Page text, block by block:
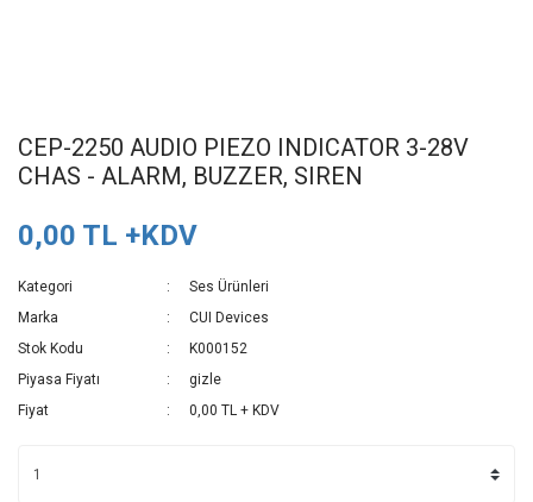
CEP-2250 AUDIO PIEZO INDICATOR 3-28V
CHAS - ALARM, BUZZER, SIREN
0,00 TL +KDV
Kategori
Ses Ürünleri
Marka
CUI Devices
Stok Kodu
K000152
Piyasa Fiyatı
gizle
Fiyat
0,00 TL + KDV